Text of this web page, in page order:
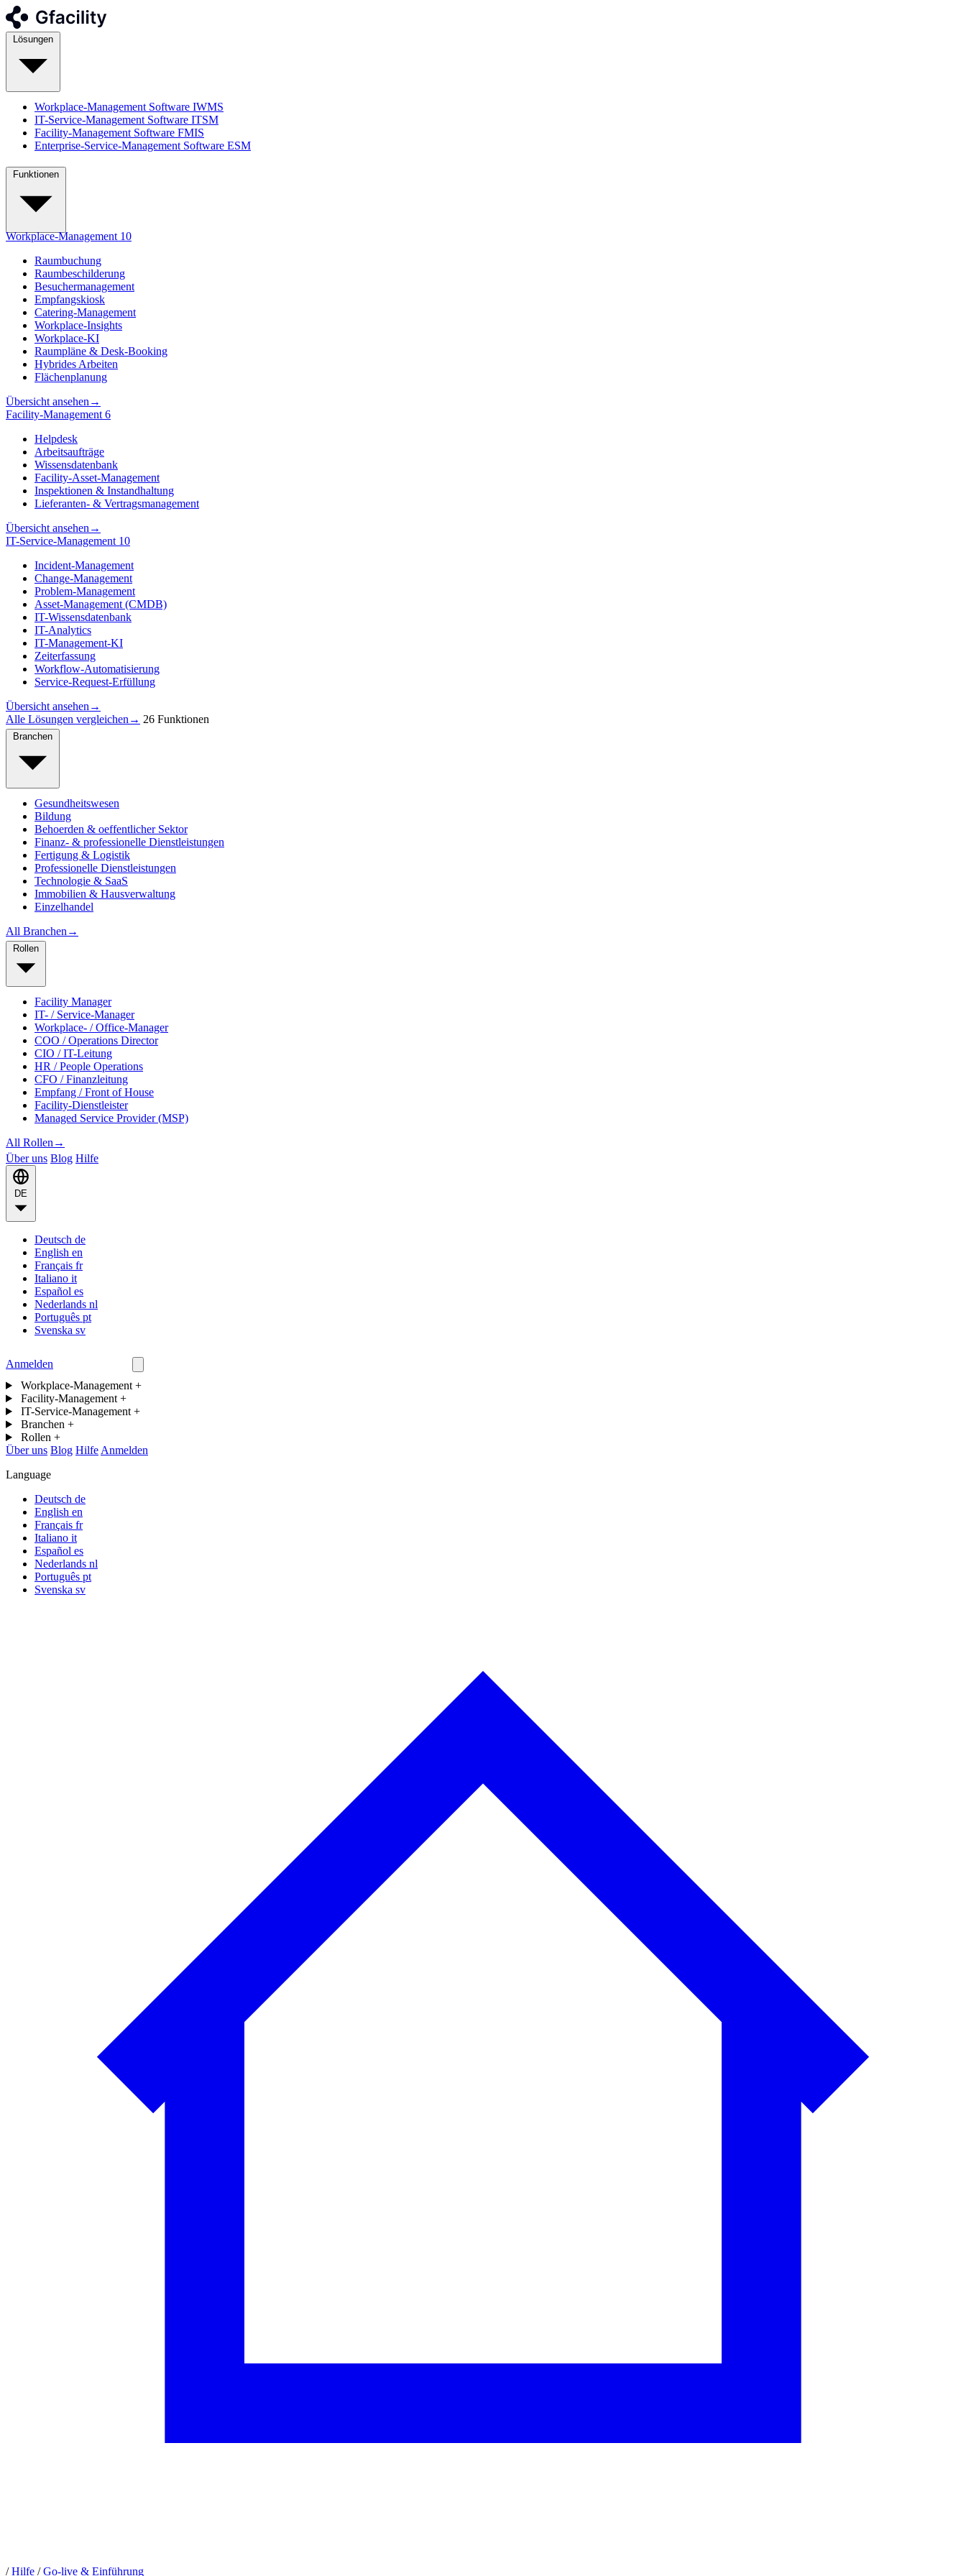
Workplace-Management Software IWMS
IT-Service-Management Software ITSM
Facility-Management Software FMIS
Enterprise-Service-Management Software ESM
Workplace-Management 10
Raumbuchung
Raumbeschilderung
Besuchermanagement
Empfangskiosk
Catering-Management
Workplace-Insights
Workplace-KI
Raumpläne & Desk-Booking
Hybrides Arbeiten
Flächenplanung
Übersicht ansehen →
Facility-Management 6
Helpdesk
Arbeitsaufträge
Wissensdatenbank
Facility-Asset-Management
Inspektionen & Instandhaltung
Lieferanten- & Vertragsmanagement
Übersicht ansehen →
IT-Service-Management 10
Incident-Management
Change-Management
Problem-Management
Asset-Management (CMDB)
IT-Wissensdatenbank
IT-Analytics
IT-Management-KI
Zeiterfassung
Workflow-Automatisierung
Service-Request-Erfüllung
Übersicht ansehen →
Alle Lösungen vergleichen → 26 Funktionen
Gesundheitswesen
Bildung
Behoerden & oeffentlicher Sektor
Finanz- & professionelle Dienstleistungen
Fertigung & Logistik
Professionelle Dienstleistungen
Technologie & SaaS
Immobilien & Hausverwaltung
Einzelhandel
All Branchen →
Facility Manager
IT- / Service-Manager
Workplace- / Office-Manager
COO / Operations Director
CIO / IT-Leitung
HR / People Operations
CFO / Finanzleitung
Empfang / Front of House
Facility-Dienstleister
Managed Service Provider (MSP)
All Rollen →
Über uns Blog Hilfe
Deutsch de
English en
Français fr
Italiano it
Español es
Nederlands nl
Português pt
Svenska sv
Anmelden
Workplace-Management +
Facility-Management +
IT-Service-Management +
Branchen +
Rollen +
Über uns Blog Hilfe Anmelden
Language
Deutsch de
English en
Français fr
Italiano it
Español es
Nederlands nl
Português pt
Svenska sv
/ Hilfe / Go-live & Einführung